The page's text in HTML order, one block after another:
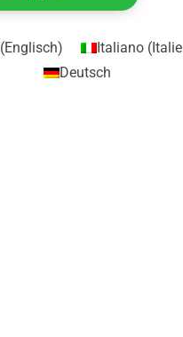
(Englisch) Italiano(
Deutsch